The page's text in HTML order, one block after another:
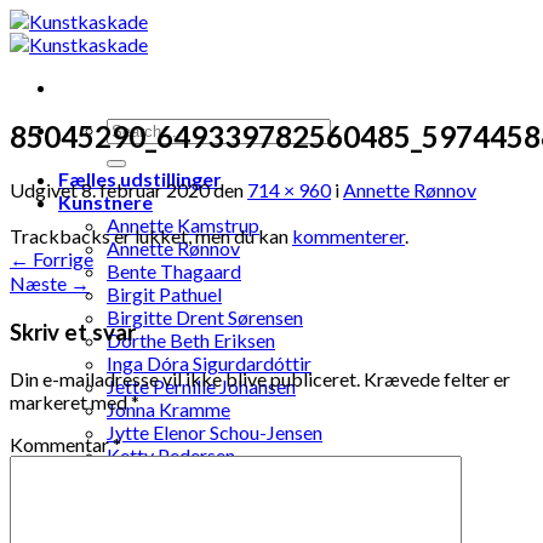
Skip
to
Fælles udstillinger
Kunstnere
Annette Kamstrup
Annette Rønnov
Bente Thagaard
Birgit Pathuel
Birgitte Drent Sørensen
Dorthe Beth Eriksen
Inga Dóra Sigurdardóttir
Jette Pernille Johansen
Jonna Kramme
Jytte Elenor Schou-Jensen
Ketty Pedersen
Udgivet8. februar 2020den 714 × 960iAnnette Rønnov
Trackbacks er lukket, men du kan kommenterer.
← Forrige
Næste →
Skriv et svar
Din e-mailadresse vil ikke blive publiceret. Krævede felter er
markeret med*
Kommentar*